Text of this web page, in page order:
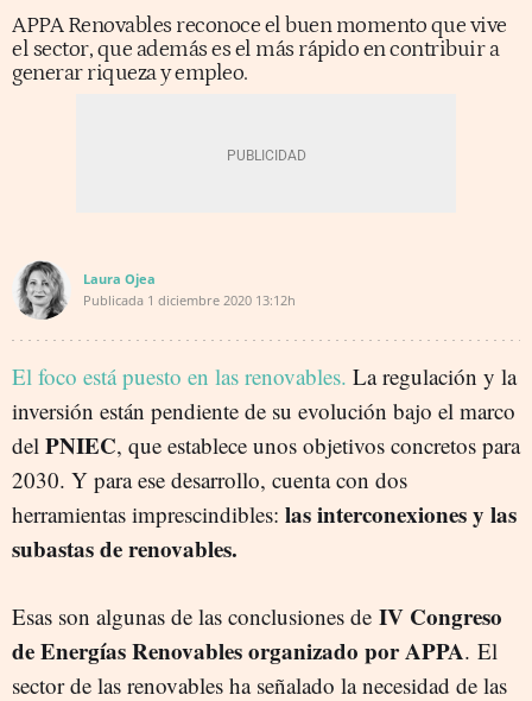
APPA Renovables reconoce el buen momento que vive
el sector, que además es el más rápido en contribuir a
generar riqueza y empleo.
Laura Ojea
Publicada 1 diciembre 2020 13:12h
El foco está puesto en las renovables. La regulación y la
inversión están pendiente de su evolución bajo el marco
del PNIEC, que establece unos objetivos concretos para
2030. Y para ese desarrollo, cuenta con dos
herramientas imprescindibles: las interconexiones y las
subastas de renovables.
Esas son algunas de las conclusiones de IV Congreso
de Energías Renovables organizado por APPA. El
sector de las renovables ha señalado la necesidad de las